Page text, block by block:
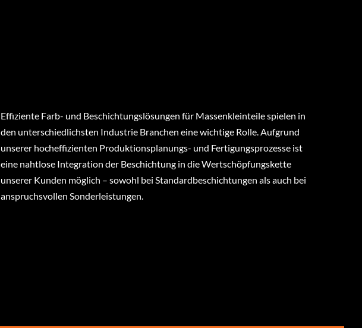
Effiziente Farb- und Beschichtungslösungen für Massenkleinteile spielen in
den unterschiedlichsten Industrie Branchen eine wichtige Rolle. Aufgrund
unserer hocheffizienten Produktionsplanungs- und Fertigungsprozesse ist
eine nahtlose Integration der Beschichtung in die Wertschöpfungskette
unserer Kunden möglich – sowohl bei Standardbeschichtungen als auch bei
anspruchsvollen Sonderleistungen.